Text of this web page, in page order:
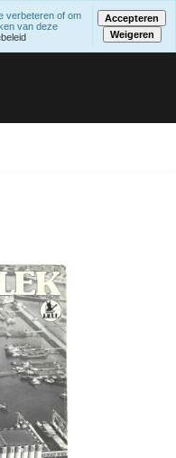
verbeteren of om
van deze
Accepteren
Weigeren